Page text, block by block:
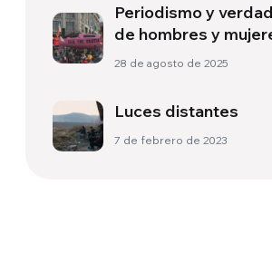
Periodismo y
de hombres y
desafiaron el poder
28 de agosto de 2025
Luces distantes
7 de febrero de 2023